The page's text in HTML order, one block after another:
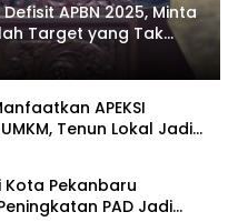
APBN 2025, Minta
Target yang Tak
APEKSI
Tenun Lokal Jadi
Kota Pekanbaru
PAD Jadi